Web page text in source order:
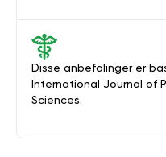
Disse anbefalinger er
International Journal of
Sciences.